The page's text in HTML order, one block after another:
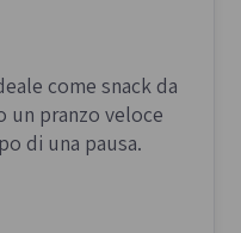
come snack da
un pranzo veloce
di una pausa.